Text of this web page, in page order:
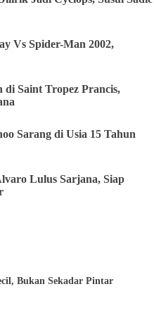
Vs Spider-Man 2002,
Saint Tropez Prancis,
Sarang di Usia 15 Tahun
Lulus Sarjana, Siap
Bukan Sekadar Pintar